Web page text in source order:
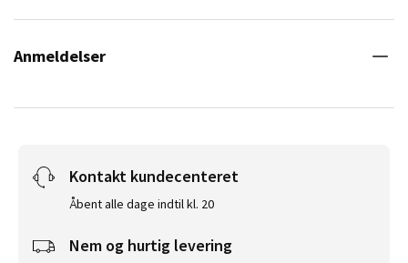
Anmeldelser
Kontakt kundecenteret
Åbent alle dage indtil kl. 20
Nem og hurtig levering